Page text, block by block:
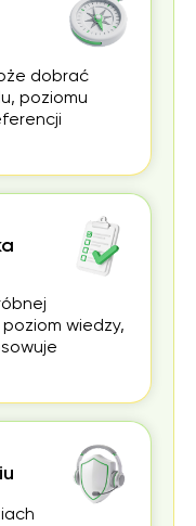
dobrać
poziomu
wiedzy,